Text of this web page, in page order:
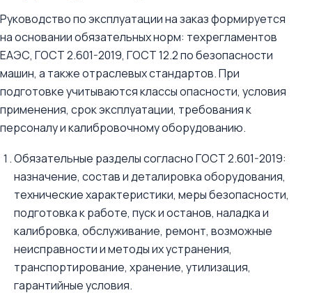
Руководство по эксплуатации на заказ формируется
на основании обязательных норм: техрегламентов
ЕАЭС, ГОСТ 2.601-2019, ГОСТ 12.2 по безопасности
машин, а также отраслевых стандартов. При
подготовке учитываются классы опасности, условия
применения, срок эксплуатации, требования к
персоналу и калибровочному оборудованию.
Обязательные разделы согласно ГОСТ 2.601-2019:
назначение, состав и деталировка оборудования,
технические характеристики, меры безопасности,
подготовка к работе, пуск и останов, наладка и
калибровка, обслуживание, ремонт, возможные
неисправности и методы их устранения,
транспортирование, хранение, утилизация,
гарантийные условия.